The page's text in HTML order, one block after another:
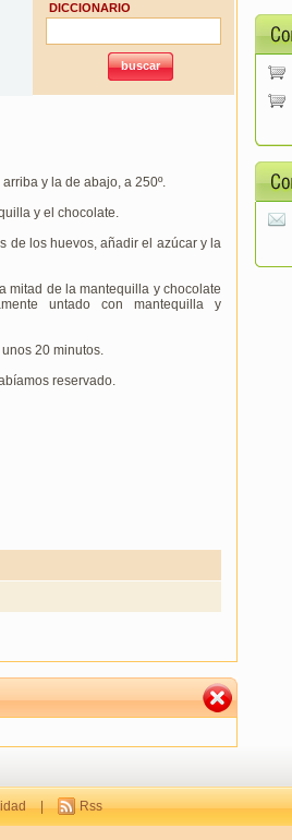
DICCIONARIO
y la de abajo, a 250º.
y el chocolate.
de los huevos, añadir el azúcar y la
mitad de la mantequilla y chocolate
untado con mantequilla y
20 minutos.
reservado.
| Rss